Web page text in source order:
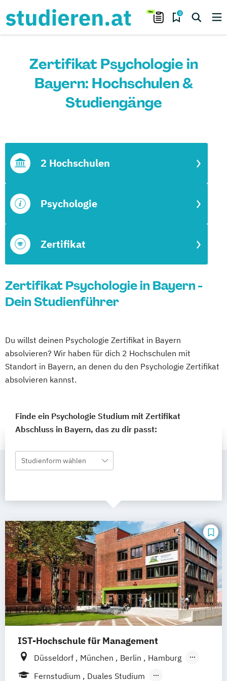
0
Zertifikat Psychologie in
Bayern: Hochschulen &
Studiengänge
Zertifikat
Psychologie
2 Hochschulen
Zertifikat Psychologie in Bayern -
Dein Studienführer
Du willst deinen Psychologie Zertifikat in Bayern
absolvieren? Wir haben für dich 2 Hochschulen mit
Standort in Bayern, an denen du den Psychologie Zertifikat
absolvieren kannst.
Finde ein Psychologie Studium mit Zertifikat
Abschluss in Bayern, das zu dir passt:
Studienform wählen
IST-Hochschule für Management
Düsseldorf München Berlin
Hamburg
Weil am Rhein
Frankfurt am Main
Fernstudium
Duales Studium